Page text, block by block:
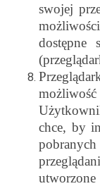
swojej
dostępne
chce, by
pobranych